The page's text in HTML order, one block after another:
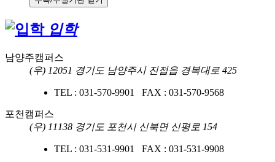
입학
남양주캠퍼스
(우) 12051 경기도 남양주시 진접읍 경복대로 425
TEL : 031-570-9901 FAX : 031-570-9568
포천캠퍼스
(우) 11138 경기도 포천시 신북면 신평로 154
TEL : 031-531-9901 FAX : 031-531-9908